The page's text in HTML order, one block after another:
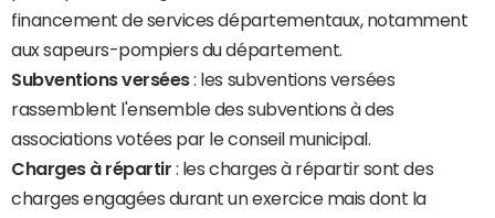
financement de services départementaux, notamment
aux sapeurs-pompiers du département.
Subventions versées: les subventions versées
rassemblent l'ensemble des subventions à des
associations votées par le conseil municipal.
Charges à répartir : les charges à répartir sont des
charges engagées durant un exercice mais dont la